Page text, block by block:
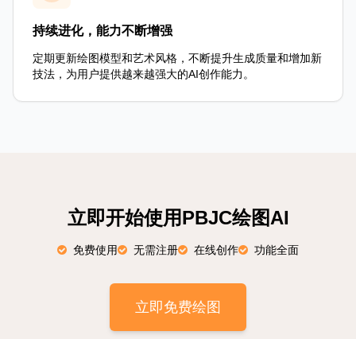
持续进化，能力不断增强
定期更新绘图模型和艺术风格，不断提升生成质量和增加新
技法，为用户提供越来越强大的AI创作能力。
立即开始使用PBJC绘图AI
免费使用 无需注册 在线创作 功能全面
立即免费绘图